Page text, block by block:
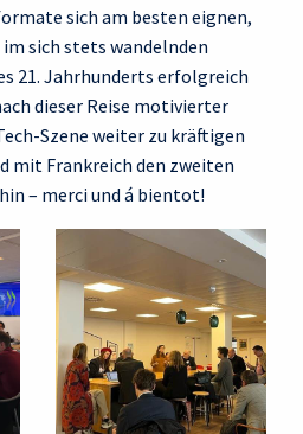
sich am besten eignen,
sich stets wandelnden
21. Jahrhunderts erfolgreich
dieser Reise motivierter
Szene weiter zu kräftigen
mit Frankreich den zweiten
– merci und á bientot!